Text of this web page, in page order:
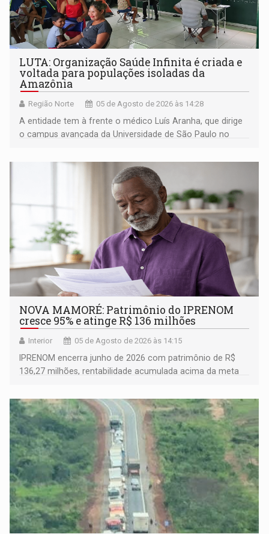
LUTA: Organização Saúde Infinita é criada e
voltada para populações isoladas da
Amazônia
Região Norte 05 de Agosto de 2026 às 14:28
A entidade tem à frente o médico Luís Aranha, que dirige
o campus avançada da Universidade de São Paulo no
NOVA MAMORÉ: Patrimônio do IPRENOM
cresce 95% e atinge R$ 136 milhões
Interior 05 de Agosto de 2026 às 14:15
IPRENOM encerra junho de 2026 com patrimônio de R$
136,27 milhões, rentabilidade acumulada acima da meta